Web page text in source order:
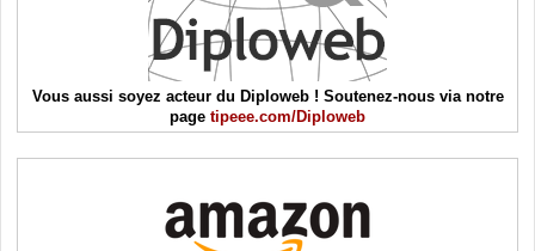
Vous aussi soyez acteur du Diploweb ! Soutenez-nous via notre
page tipeee.com/Diploweb